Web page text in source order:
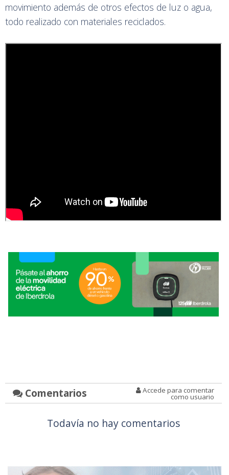
movimiento además de otros efectos de luz o agua,
todo realizado con materiales reciclados.
Comentarios Accede para comentar
como usuario
Todavía no hay comentarios